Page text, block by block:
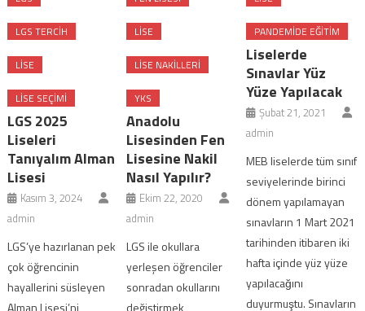
LGS TERCIH
LISE
LISE SEÇIMI
LGS 2025
Liseleri
Tanıyalım Alman
Lisesi
Kasım 3, 2024
admin
LGS’ye hazırlanan pek
çok öğrencinin
hayallerini süsleyen
Alman Lisesi’ni
LISE
LISE NAKILLERI
YKS
Anadolu
Lisesinden Fen
Lisesine Nakil
Nasıl Yapılır?
Ekim 22, 2020
admin
LGS ile okullara
yerleşen öğrenciler
sonradan okullarını
değiştirmek
PANDEMIDE EĞITIM
Liselerde
Sınavlar Yüz
Yüze Yapılacak
Şubat 21, 2021
admin
MEB liselerde tüm sınıf
seviyelerinde birinci
dönem yapılamayan
sınavların 1 Mart 2021
tarihinden itibaren iki
hafta içinde yüz yüze
yapılacağını
duyurmuştu. Sınavların